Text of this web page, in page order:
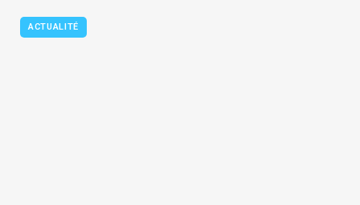
ACTUALITÉ